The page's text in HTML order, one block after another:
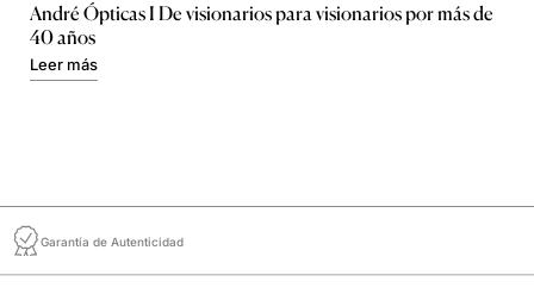
André Ópticas I De visionarios para visionarios por más de
40 años
Leer más
Garantía de Autenticidad